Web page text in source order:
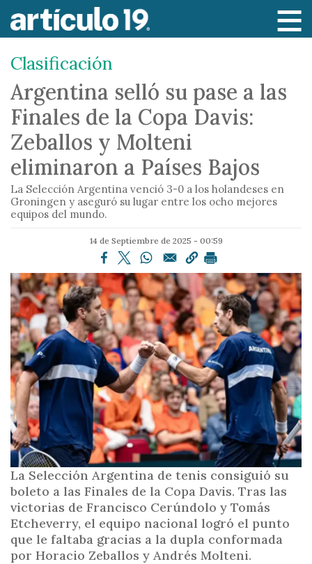
a
l
o
n
t
e
o
p
r
i
n
c
i
p
a
l
Clasificación
Argentina selló su pase a las
Finales de la Copa Davis:
Zeballos y Molteni
eliminaron a Países Bajos
La Selección Argentina venció 3-0 a los holandeses en
Groningen y aseguró su lugar entre los ocho mejores
equipos del mundo.
14 de Septiembre de 2025 - 00:59
La Selección Argentina de tenis consiguió su
boleto a las Finales de la Copa Davis. Tras las
victorias de Francisco Cerúndolo y Tomás
Etcheverry, el equipo nacional logró el punto
que le faltaba gracias a la dupla conformada
por Horacio Zeballos y Andrés Molteni.